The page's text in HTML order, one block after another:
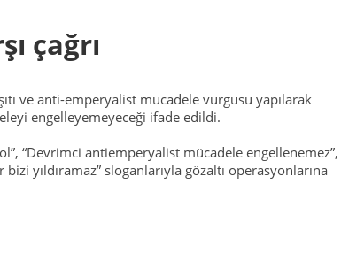
çağrı
ve anti-emperyalist mücadele vurgusu yapılarak
engelleyemeyeceği ifade edildi.
“Devrimci antiemperyalist mücadele engellenemez”,
yıldıramaz” sloganlarıyla gözaltı operasyonlarına